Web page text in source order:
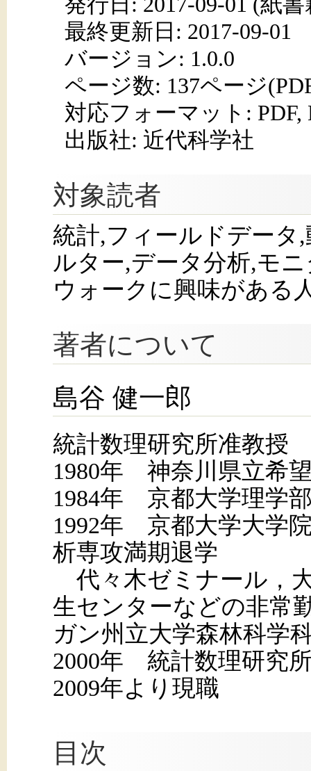
最終更新日: 2017-09-01
バージョン: 1.0.0
ページ数: 137ページ
対応フォーマット: PDF,
出版社: 近代科学社
対象読者
統計,フィールドデータ
ルター,データ分析,モ
ウォークに興味がある
著者について
島谷 健一郎
統計数理研究所准教授
1980年 神奈川県立希
1984年 京都大学理学
1992年 京都大学大学
析専攻満期退学
代々木ゼミナール，
生センターなどの非常
ガン州立大学森林科学
2000年 統計数理研究
2009年より現職
目次